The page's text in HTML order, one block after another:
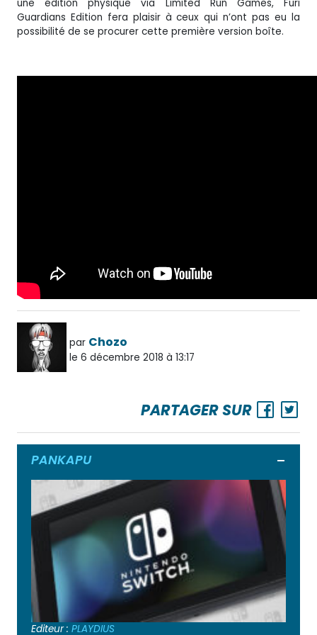
une édition physique via Limited Run Games, Furi
Guardians Edition fera plaisir à ceux qui n’ont pas eu la
possibilité de se procurer cette première version boîte.
par Chozo
le 6 décembre 2018 à 13:17
PARTAGER SUR
PANKAPU
Editeur : PLAYDIUS